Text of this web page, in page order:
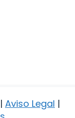
| Aviso Legal |